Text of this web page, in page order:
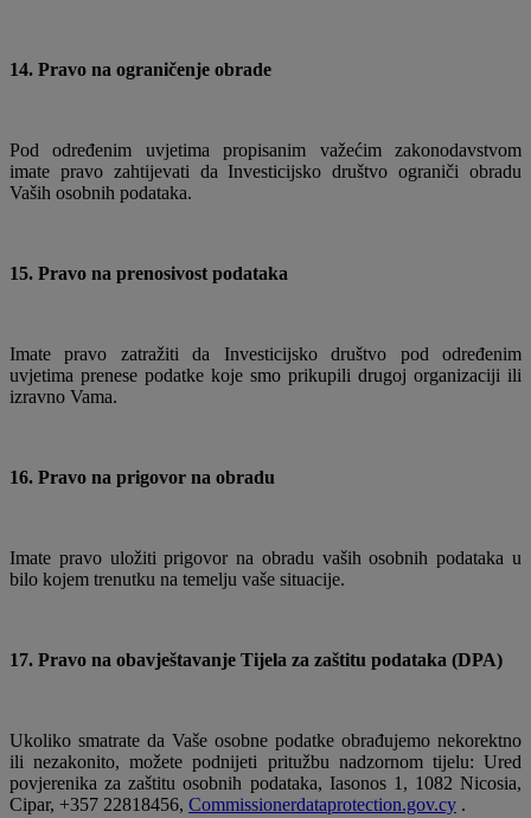
14. Pravo na ograničenje obrade
Pod određenim uvjetima propisanim važećim zakonodavstvom
imate pravo zahtijevati da Investicijsko društvo ograniči obradu
Vaših osobnih podataka.
15. Pravo na prenosivost podataka
Imate pravo zatražiti da Investicijsko društvo pod određenim
uvjetima prenese podatke koje smo prikupili drugoj organizaciji ili
izravno Vama.
16. Pravo na prigovor na obradu
Imate pravo uložiti prigovor na obradu vaših osobnih podataka u
bilo kojem trenutku na temelju vaše situacije.
17. Pravo na obavještavanje Tijela za zaštitu podataka (DPA)
Ukoliko smatrate da Vaše osobne podatke obrađujemo nekorektno
ili nezakonito, možete podnijeti pritužbu nadzornom tijelu: Ured
povjerenika za zaštitu osobnih podataka, Iasonos 1, 1082 Nicosia,
Cipar, +357 22818456, Commissionerdataprotection.gov.cy .